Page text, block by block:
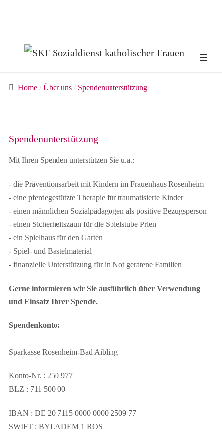
Home Über uns Spendenunterstützung
Spendenunterstützung
Mit Ihren Spenden unterstützen Sie u.a.:
- die Präventionsarbeit mit Kindern im Frauenhaus Rosenheim
- eine pferdegestützte Therapie für traumatisierte Kinder
- einen männlichen Sozialpädagogen als positive Bezugsperson
- einen Sicherheitszaun für die Spielstube Prien
- ein Spielhaus für den Garten
- Spiel- und Bastelmaterial
- finanzielle Unterstützung für in Not geratene Familien
Gerne informieren wir Sie ausführlich über Verwendung
und Einsatz Ihrer Spende.
Spendenkonto:
Sparkasse Rosenheim-Bad Aibling
Konto-Nr. : 250 977
BLZ : 711 500 00
IBAN : DE 20 7115 0000 0000 2509 77
SWIFT : BYLADEM 1 ROS